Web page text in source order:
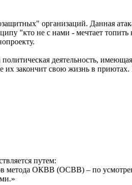
организаций. Данная
"кто не с нами - мечтает
деятельность,
закончит свою жизнь в
путем:
метода ОКВВ (ОСВВ) – по